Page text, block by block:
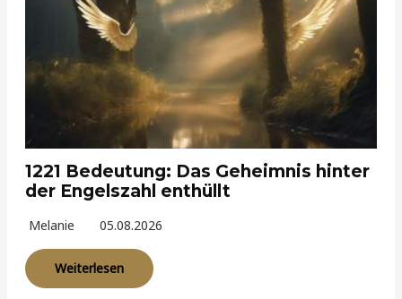
1221 Bedeutung: Das Geheimnis hinter
der Engelszahl enthüllt
Melanie 05.08.2026
Weiterlesen